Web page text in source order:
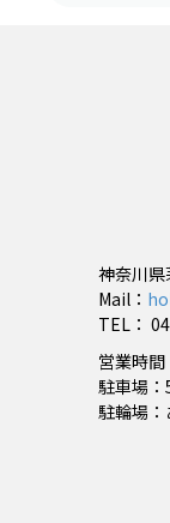
神奈川
Mail：
TEL：
営業時間
駐車場：
駐輪場：